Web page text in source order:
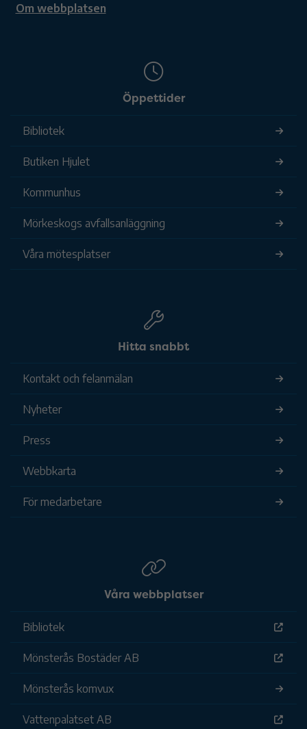
Om webbplatsen
Öppettider
Bibliotek
Butiken Hjulet
Kommunhus
Mörkeskogs avfallsanläggning
Våra mötesplatser
Hitta snabbt
Kontakt och felanmälan
Nyheter
Press
Webbkarta
För medarbetare
Våra webbplatser
Bibliotek
Mönsterås Bostäder AB
Mönsterås komvux
Vattenpalatset AB